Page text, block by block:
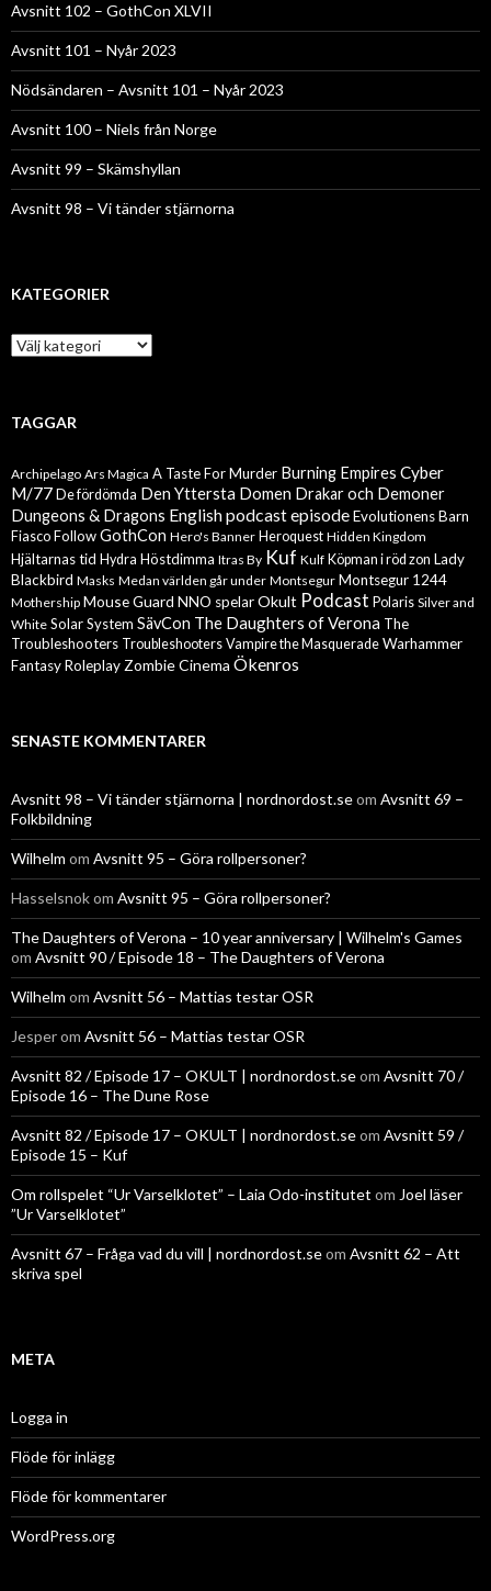
Avsnitt 102 – GothCon XLVII
Avsnitt 101 – Nyår 2023
Nödsändaren – Avsnitt 101 – Nyår 2023
Avsnitt 100 – Niels från Norge
Avsnitt 99 – Skämshyllan
Avsnitt 98 – Vi tänder stjärnorna
KATEGORIER
Kategorier
TAGGAR
Archipelago Ars Magica A Taste For Murder Burning Empires Cyber
M/77 De fördömda Den Yttersta Domen Drakar och Demoner
Dungeons & Dragons English podcast episodeEvolutionens Barn
Fiasco FollowGothCon Hero's Banner Heroquest Hidden Kingdom
Hjältarnas tid Hydra Höstdimma Itras By Kuf Kulf Köpman i röd zon Lady
Blackbird Masks Medan världen går under Montsegur Montsegur 1244
Mothership Mouse Guard NNO spelarOkult Podcast Polaris Silver and
White Solar System SävCon The Daughters of Verona The
Troubleshooters Troubleshooters Vampire the Masquerade Warhammer
Fantasy Roleplay Zombie Cinema Ökenros
SENASTE KOMMENTARER
Avsnitt 98 – Vi tänder stjärnorna | nordnordost.seom Avsnitt 69 –
Folkbildning
Wilhelm om Avsnitt 95 – Göra rollpersoner?
Hasselsnokom Avsnitt 95 – Göra rollpersoner?
The Daughters of Verona – 10 year anniversary | Wilhelm's Games
om Avsnitt 90 / Episode 18 – The Daughters of Verona
Wilhelm om Avsnitt 56 – Mattias testar OSR
Jesperom Avsnitt 56 – Mattias testar OSR
Avsnitt 82 / Episode 17 – OKULT | nordnordost.seom Avsnitt 70 /
Episode 16 – The Dune Rose
Avsnitt 82 / Episode 17 – OKULT | nordnordost.seom Avsnitt 59 /
Episode 15 – Kuf
Om rollspelet “Ur Varselklotet” – Laia Odo-institutet om Joel läser
”Ur Varselklotet”
Avsnitt 67 – Fråga vad du vill | nordnordost.seom Avsnitt 62 – Att
skriva spel
META
Logga in
Flöde för inlägg
Flöde för kommentarer
WordPress.org